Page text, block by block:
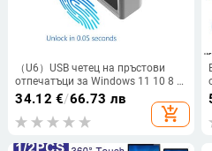
（U6）USB четец на пръстови
отпечатъци за Windows 11 10 8 7
Hello Ключ за сигурност
Биометричен скенер Сензор
Донгъл Модул за незабавен
34.12 €/66.73 лв
add_shopping_cart